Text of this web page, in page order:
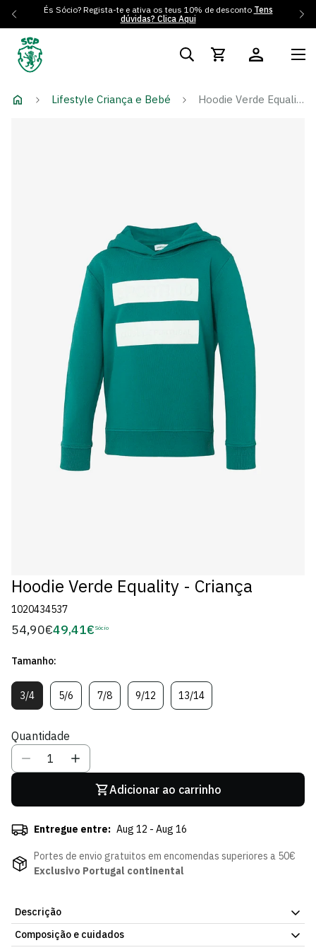
És Sócio? Regista-te e ativa os teus 10% de desconto Tens
dúvidas? Clica Aqui
Lifestyle Criança e Bebé Hoodie Verde Equality - Criança
Hoodie Verde Equality - Criança
1020434537
Preço
54,90€Preço
Sócio
49,41€ Sócio
Tamanho:
3/4Variante
Esgotada
Indisponível
5/6Variante
Esgotada
Indisponível
7/8Variante
Esgotada
9/12Variante
Esgotada
13/14Variante
Esgotada
Quantidade
Adicionar ao carrinho
Entregue entre: Aug 12 - Aug 16
Portes de envio gratuitos em encomendas superiores a 50€
Exclusivo Portugal continental
Descrição
O Hoodie Verde Equality de Criança do Sporting CP representa
Composição e cuidados